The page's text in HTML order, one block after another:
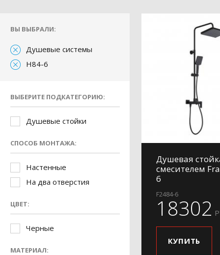
ВЫ ВЫБРАЛИ:
Душевые системы
H84-6
ВЫБЕРИТЕ ПОДКАТЕГОРИЮ:
Душевые стойки
СПОСОБ МОНТАЖА:
Настенные
На два отверстия
ЦВЕТ:
Черные
МАТЕРИАЛ:
Душевая
смесителем
6
F2484-6
18302
КУПИТЬ